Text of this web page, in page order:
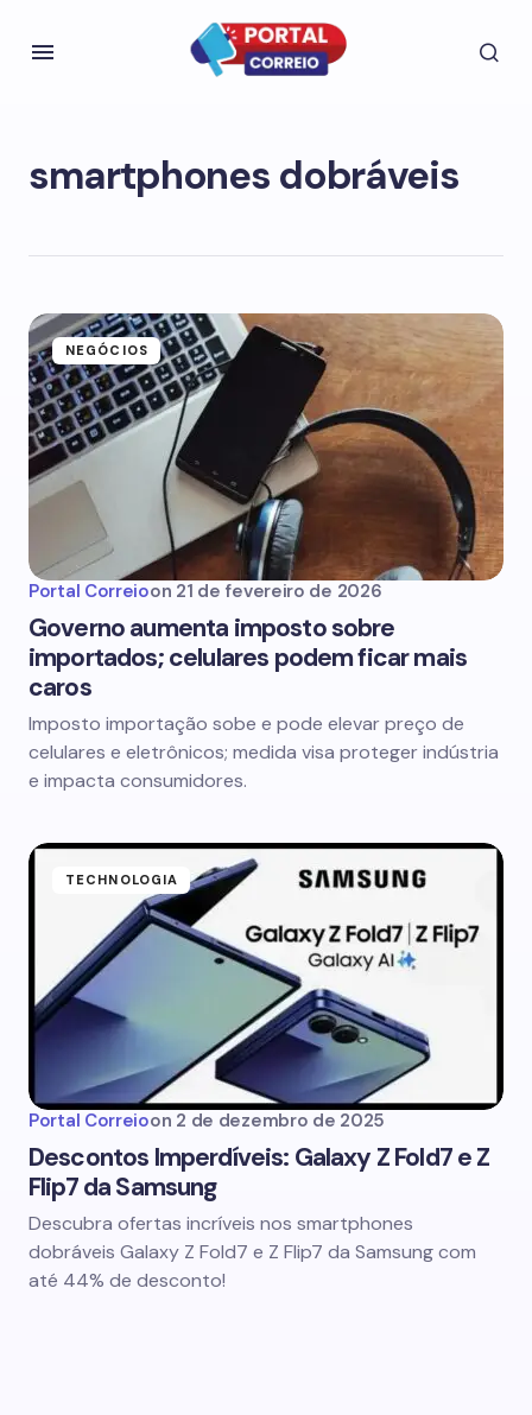
smartphones dobráveis
NEGÓCIOS
Portal Correioon 21 de fevereiro de 2026
Governo aumenta imposto sobre
importados; celulares podem ficar mais
caros
Imposto importação sobe e pode elevar preço de
celulares e eletrônicos; medida visa proteger indústria
e impacta consumidores.
TECHNOLOGIA
Portal Correioon 2 de dezembro de 2025
Descontos Imperdíveis: Galaxy Z Fold7 e Z
Flip7 da Samsung
Descubra ofertas incríveis nos smartphones
dobráveis Galaxy Z Fold7 e Z Flip7 da Samsung com
até 44% de desconto!